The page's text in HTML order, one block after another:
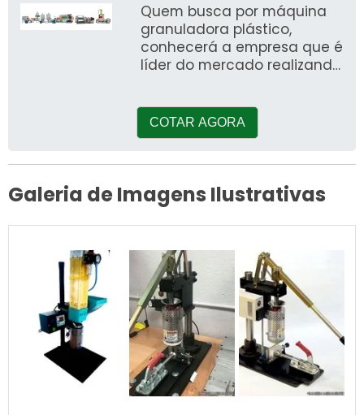
Quem busca por máquina
granuladora plástico,
conhecerá a empresa que é
líder do mercado realizando
COTAR AGORA
Galeria de Imagens Ilustrativas